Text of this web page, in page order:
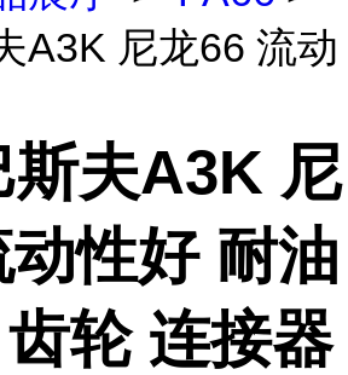
A3K 尼龙66 流动
斯夫A3K 尼
性好 耐油
轮 连接器